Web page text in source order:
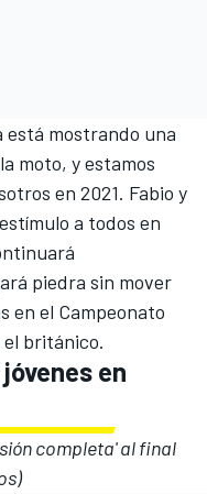
está mostrando una
moto, y estamos
en 2021. Fabio y
a todos en
piedra sin mover
en el Campeonato
el británico.
en
completa' al final